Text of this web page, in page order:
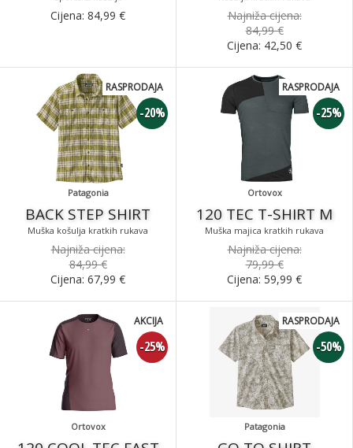
Cijena: 84,99 €
Najniža cijena:
84,99 €
Cijena: 42,50 €
Patagonia
BACK STEP SHIRT
Muška košulja kratkih rukava
-20%
RASPRODAJA
Najniža cijena:
84,99 €
Cijena: 67,99 €
Ortovox
120 TEC T-SHIRT M
Muška majica kratkih rukava
-25%
RASPRODAJA
Najniža cijena:
79,99 €
Cijena: 59,99 €
Ortovox
-25%
AKCIJA
Patagonia
-50%
RASPRODAJA